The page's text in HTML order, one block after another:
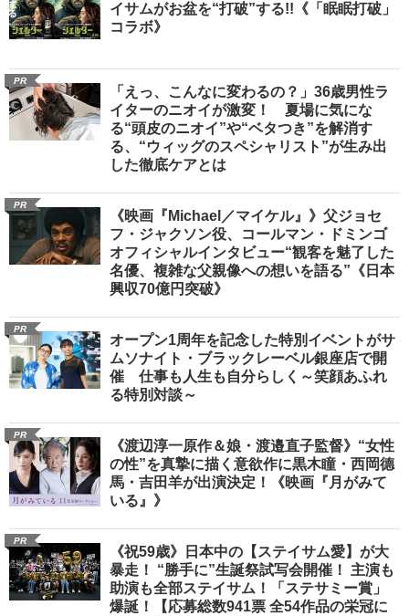
イサムがお盆を“打破”する!!《「眠眠打破」
コラボ》
PR
「えっ、こんなに変わるの？」36歳男性ラ
イターのニオイが激変！ 夏場に気にな
る“頭皮のニオイ”や“ベタつき”を解消す
る、“ウィッグのスペシャリスト”が生み出
した徹底ケアとは
PR
《映画『Michael／マイケル』》父ジョセ
フ・ジャクソン役、コールマン・ドミンゴ
オフィシャルインタビュー“観客を魅了した
名優、複雑な父親像への想いを語る”《日本
興収70億円突破》
PR
オープン1周年を記念した特別イベントがサ
ムソナイト・ブラックレーベル銀座店で開
催 仕事も人生も自分らしく～笑顔あふれ
る特別対談～
PR
《渡辺淳一原作＆娘・渡邉直子監督》“女性
の性”を真摯に描く意欲作に黒木瞳・西岡德
馬・吉田羊が出演決定！《映画『月がみて
いる』》
PR
《祝59歳》日本中の【ステイサム愛】が大
暴走！ “勝手に”生誕祭試写会開催！ 主演も
助演も全部ステイサム！「ステサミー賞」
爆誕！【応募総数941票 全54作品の栄冠に